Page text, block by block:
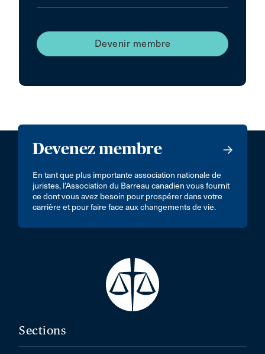
Devenir membre
Devenez membre
En tant que plus importante association nationale de
juristes, l’Association du Barreau canadien vous fournit
ce dont vous avez besoin pour prospérer dans votre
carrière et pour faire face aux changements de vie.
Sections